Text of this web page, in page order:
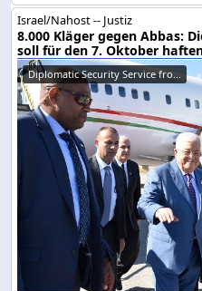
Israel/Nahost -- Justiz
8.000 Kläger gegen Abbas:
soll für den 7. Oktober
Diplomatic Security Service fro...